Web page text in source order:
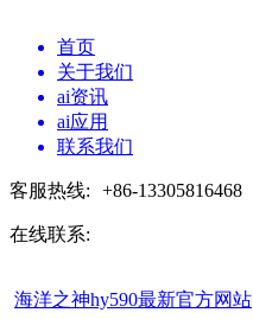
首页
关于我们
ai资讯
ai应用
联系我们
客服热线: +86-13305816468
在线联系:
海洋之神hy590最新官方网站